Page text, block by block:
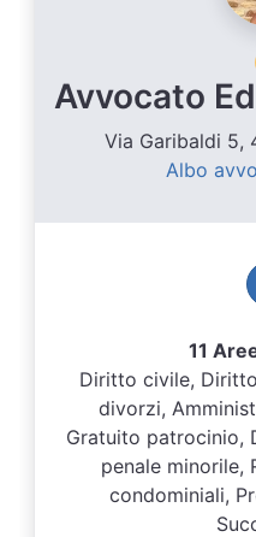
Avvocato
Via Garibaldi 5,
Albo
11
Diritto civile,
divorzi,
Gratuito patrocinio,
penale minorile,
condominiali,